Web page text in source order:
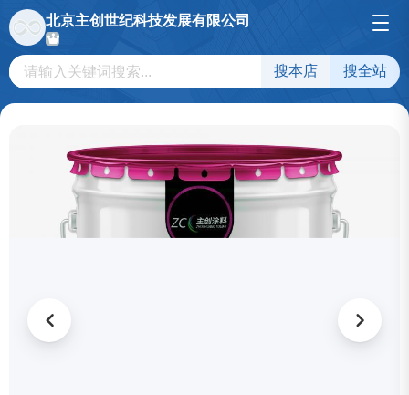
北京主创世纪科技发展有限公司
搜本店 搜全站